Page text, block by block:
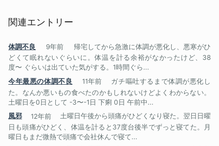
関連エントリー
体調不良 9年前
帰宅してから急激に体調が悪化し、悪寒がひ
どくて眠れないぐらいに。体温を計る余裕がなかったけど、38
度〜 ぐらいは出ていた気がする。1時間ぐら...
今年最悪の体調不良
11年前
ガチ嘔吐するまで体調が悪化し
た。なんか悪いもの食べたのかもしれないけどよくわからない。
土曜日を0日として -3〜-1日 下痢 0日 午前中...
風邪
12年前
土曜日午後から頭痛がひどくなり寝た。翌日日曜
日も頭痛がひどく、体温を計ると37度台後半でずっと寝てた。月
曜日もまだ微熱で頭痛で会社休んで寝て...